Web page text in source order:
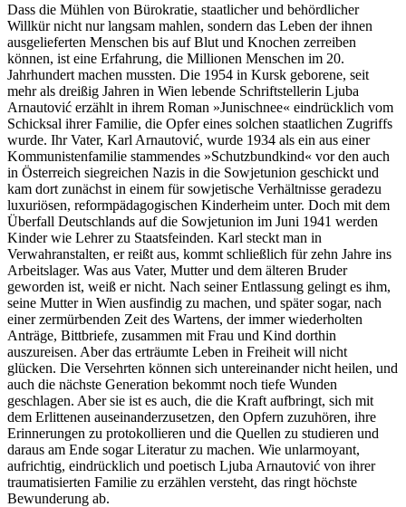
Dass die Mühlen von Bürokratie, staatlicher und behördlicher
Willkür nicht nur langsam mahlen, sondern das Leben der ihnen
ausgelieferten Menschen bis auf Blut und Knochen zerreiben
können, ist eine Erfahrung, die Millionen Menschen im 20.
Jahrhundert machen mussten. Die 1954 in Kursk geborene, seit
mehr als dreißig Jahren in Wien lebende Schriftstellerin Ljuba
Arnautović erzählt in ihrem Roman »Junischnee« eindrücklich vom
Schicksal ihrer Familie, die Opfer eines solchen staatlichen Zugriffs
wurde. Ihr Vater, Karl Arnautović, wurde 1934 als ein aus einer
Kommunistenfamilie stammendes »Schutzbundkind« vor den auch
in Österreich siegreichen Nazis in die Sowjetunion geschickt und
kam dort zunächst in einem für sowjetische Verhältnisse geradezu
luxuriösen, reformpädagogischen Kinderheim unter. Doch mit dem
Überfall Deutschlands auf die Sowjetunion im Juni 1941 werden
Kinder wie Lehrer zu Staatsfeinden. Karl steckt man in
Verwahranstalten, er reißt aus, kommt schließlich für zehn Jahre ins
Arbeitslager. Was aus Vater, Mutter und dem älteren Bruder
geworden ist, weiß er nicht. Nach seiner Entlassung gelingt es ihm,
seine Mutter in Wien ausfindig zu machen, und später sogar, nach
einer zermürbenden Zeit des Wartens, der immer wiederholten
Anträge, Bittbriefe, zusammen mit Frau und Kind dorthin
auszureisen. Aber das erträumte Leben in Freiheit will nicht
glücken. Die Versehrten können sich untereinander nicht heilen, und
auch die nächste Generation bekommt noch tiefe Wunden
geschlagen. Aber sie ist es auch, die die Kraft aufbringt, sich mit
dem Erlittenen auseinanderzusetzen, den Opfern zuzuhören, ihre
Erinnerungen zu protokollieren und die Quellen zu studieren und
daraus am Ende sogar Literatur zu machen. Wie unlarmoyant,
aufrichtig, eindrücklich und poetisch Ljuba Arnautović von ihrer
traumatisierten Familie zu erzählen versteht, das ringt höchste
Bewunderung ab.